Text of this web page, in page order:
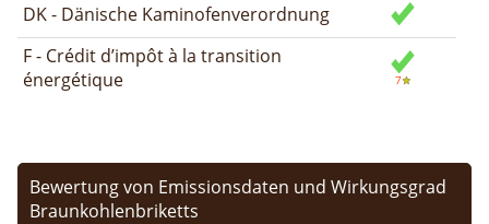
DK - Dänische Kaminofenverordnung
F - Crédit d’impôt à la transition
énergétique
Bewertung von Emissionsdaten und Wirkungsgrad
Braunkohlenbriketts